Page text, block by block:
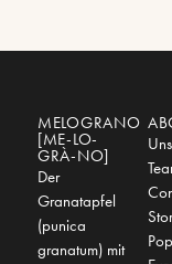
MELOGRANO
[ME-LO-
GRÀ-NO]
Der
Granatapfel
(punica
granatum) mit